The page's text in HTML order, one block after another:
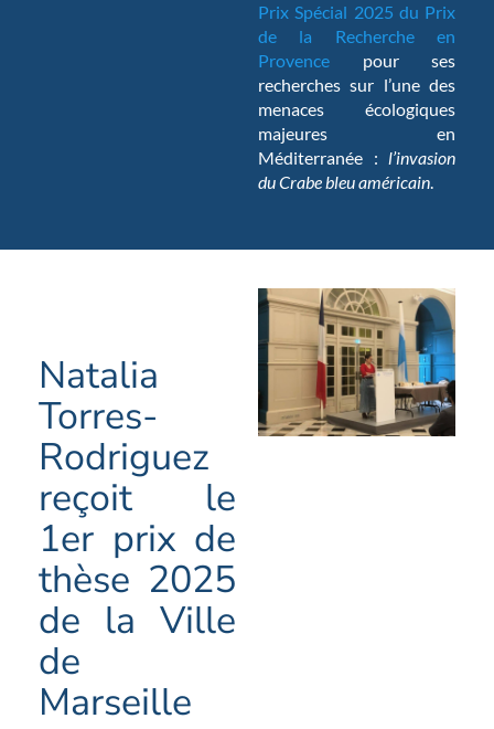
Prix Spécial 2025 du Prix
de la Recherche en
Provence pour ses
recherches sur l’une des
menaces écologiques
majeures en
Méditerranée : l’invasion
du Crabe bleu américain.
Natalia
Torres-
Rodriguez
reçoit le
1er prix de
thèse 2025
de la Ville
de
Marseille